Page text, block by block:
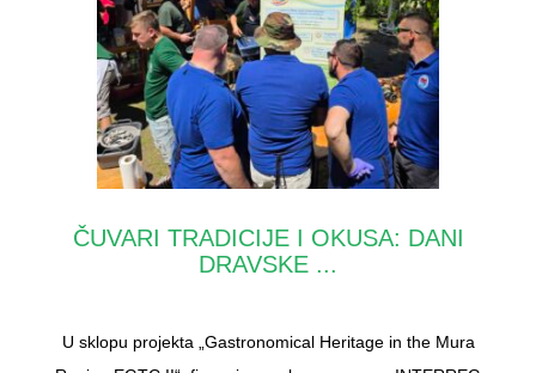
ČUVARI TRADICIJE I OKUSA: DANI
DRAVSKE ...
U sklopu projekta „Gastronomical Heritage in the Mura